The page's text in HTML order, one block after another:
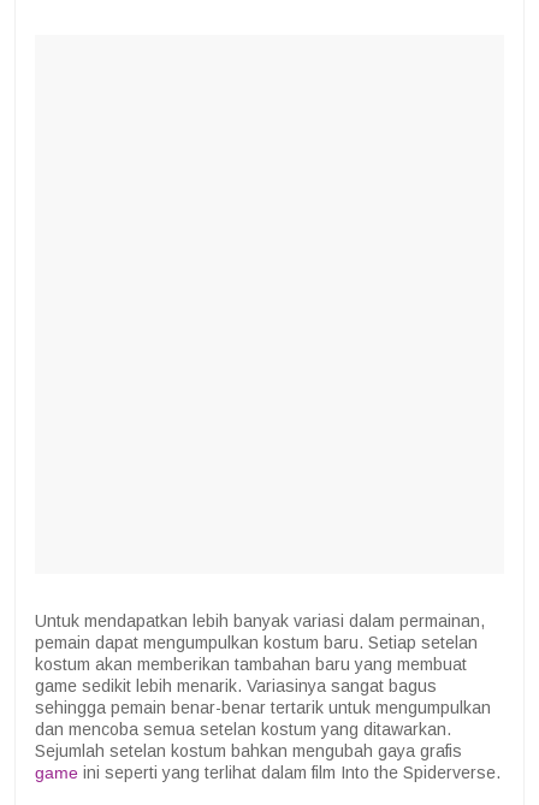
Untuk mendapatkan lebih banyak variasi dalam permainan,
pemain dapat mengumpulkan kostum baru. Setiap setelan
kostum akan memberikan tambahan baru yang membuat
game sedikit lebih menarik. Variasinya sangat bagus
sehingga pemain benar-benar tertarik untuk mengumpulkan
dan mencoba semua setelan kostum yang ditawarkan.
Sejumlah setelan kostum bahkan mengubah gaya grafis
game ini seperti yang terlihat dalam film Into the Spiderverse.